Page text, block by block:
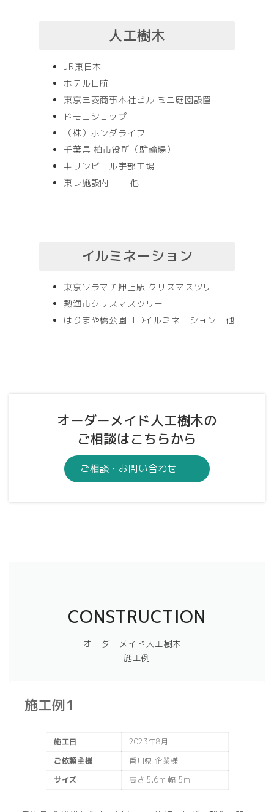
人工樹木
JR東日本
ホテル日航
東京三菱商事本社ビル ミニ庭園設置
ドモコショップ
（株）ホンダライフ
千葉県 柏市役所（駐輪場）
キリンビール宇部工場
東レ施設内 他
イルミネーション
東京ソラマチ押上駅 クリスマスツリー
熱海市クリスマスツリー
はりまや橋公園LEDイルミネーション 他
オーダーメイド人工樹木の
ご相談はこちらから
ご相談・お問い合わせ
CONSTRUCTION
オーダーメイド人工樹木
施工例
施工例1
施工日
2023年8月
ご依頼主様
香川県 企業様
サイズ
高さ 5.6m 幅 5m